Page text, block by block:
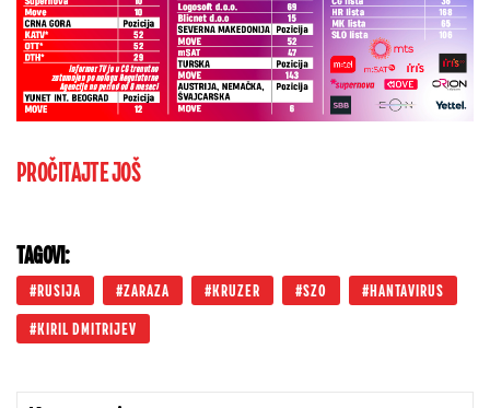
PROČITAJTE JOŠ
TAGOVI:
RUSIJA ZARAZA KRUZER SZO HANTAVIRUS
KIRIL DMITRIJEV